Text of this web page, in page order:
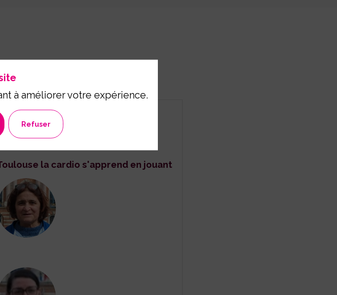
la cardio s'apprend en jouant
PV
à améliorer votre expérience.
Refuser